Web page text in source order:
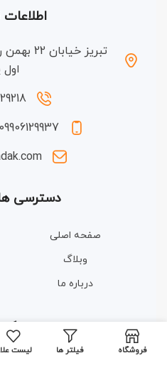
تبریز
اول
دسترسی
صفحه اصلی
وبلاگ
درباره ما
مجوزها و
فروشگاه فیلتر ها